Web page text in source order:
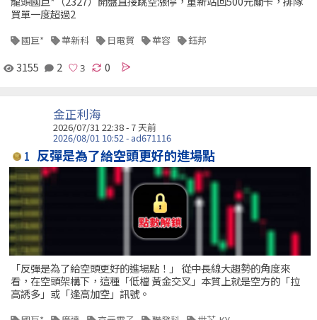
買單一度超過2
國巨* 華新科 日電貿 華容 鈺邦
3155 2 0
金正利海
2026/07/31 22:38 - 7 天前
2026/08/01 10:52 - ad671116
1 反彈是為了給空頭更好的進場點
「反彈是為了給空頭更好的進場點！」 從中長線大趨勢的角度來
看，在空頭架構下，這種「低檔 黃金交叉」本質上就是空方的「拉
高誘多」或「逢高加空」訊號。